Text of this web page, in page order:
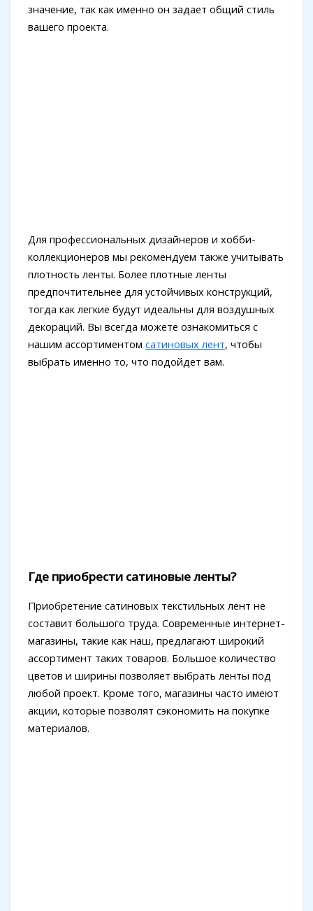
значение, так как именно он задает общий стиль
вашего проекта.
Для профессиональных дизайнеров и хобби-
коллекционеров мы рекомендуем также учитывать
плотность ленты. Более плотные ленты
предпочтительнее для устойчивых конструкций,
тогда как легкие будут идеальны для воздушных
декораций. Вы всегда можете ознакомиться с
нашим ассортиментом сатиновых лент, чтобы
выбрать именно то, что подойдет вам.
Где приобрести сатиновые ленты?
Приобретение сатиновых текстильных лент не
составит большого труда. Современные интернет-
магазины, такие как наш, предлагают широкий
ассортимент таких товаров. Большое количество
цветов и ширины позволяет выбрать ленты под
любой проект. Кроме того, магазины часто имеют
акции, которые позволят сэкономить на покупке
материалов.